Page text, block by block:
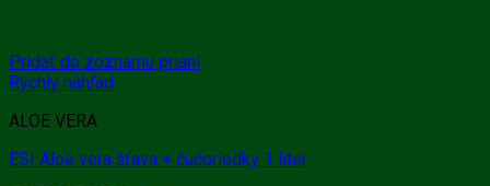
Pridať do zoznamu prianí
Rýchly náhľad
ALOE VERA
ESI Aloe vera šťava + čučoriedky 1 liter